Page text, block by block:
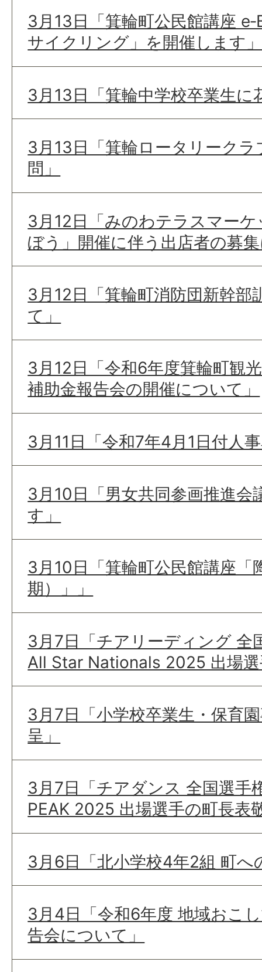
3月13日「箕輪町公民館講座
サイクリング」を開催します
3月13日「箕輪中学校卒業生
3月13日「箕輪ロータリークラ
問」
3月12日「みのわテラスマー
ぼう」開催に伴う出店者の募
3月12日「箕輪町消防団新幹部
て」
3月12日「令和6年度箕輪町観
補助金報告会の開催について」
3月11日「令和7年4月1日付人
3月10日「男女共同参画推進会
す」
3月10日「箕輪町公民館講座「
期）」」
3月7日「チアリーディング 全
All Star Nationals 2025 出場
3月7日「小学校卒業生・保育
呈」
3月7日「チアダンス 全国選手
PEAK 2025 出場選手の町長表
3月6日「北小学校4年2組 町へ
3月4日「令和6年度 地域おこ
告会について」